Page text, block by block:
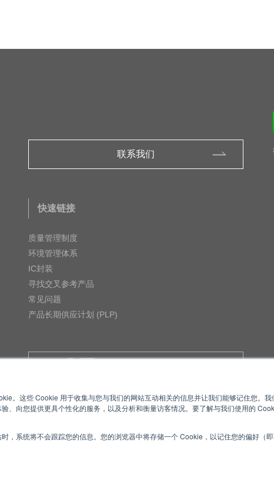
。这些 Cookie 用于收集与您与我们的网站互动相关的信息并让我们能够记住您。
、向您提供更具个性化的服务，以及分析和衡量访客情况。要了解与我们使用的
，系统将不会跟踪您的信息。您的浏览器中将存储一个 Cookie，以记住您的偏好（即
联系我们
快速链接
质量管理制度
环境管理体系
IC封装
寻找交叉参考产品
常见问题
产品长期供应计划 (PLP)